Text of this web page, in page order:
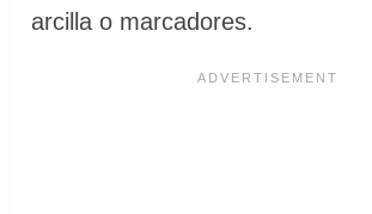
arcilla o marcadores.